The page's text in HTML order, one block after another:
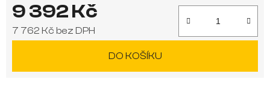
9 392 Kč
7 762 Kč bez DPH
DO KOŠÍKU